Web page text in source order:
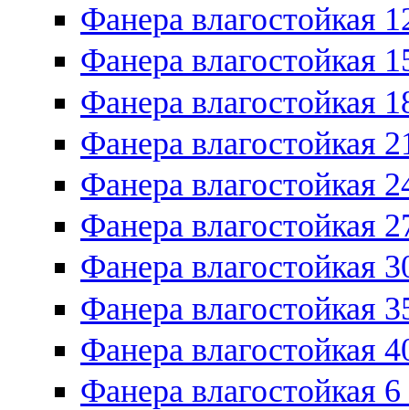
Фанера влагостойкая
Фанера влагостойкая
Фанера влагостойкая
Фанера влагостойкая
Фанера влагостойкая
Фанера влагостойкая
Фанера влагостойкая
Фанера влагостойкая
Фанера влагостойкая
Фанера влагостойкая